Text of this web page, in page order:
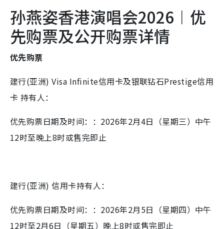
孙燕姿香港演唱会2026︱优
先购票及公开购票详情
优先购票
建行(亚洲) Visa Infinite信用卡及银联钻石Prestige信用
卡 持有人：
优先购票日期及时间：：2026年2月4日（星期三）中午
12时至晚上8时或售完即止
建行(亚洲) 信用卡持有人：
优先购票日期及时间：：2026年2月5日（星期四）中午
12时至2月6日（星期五）晚上8时或售完即止